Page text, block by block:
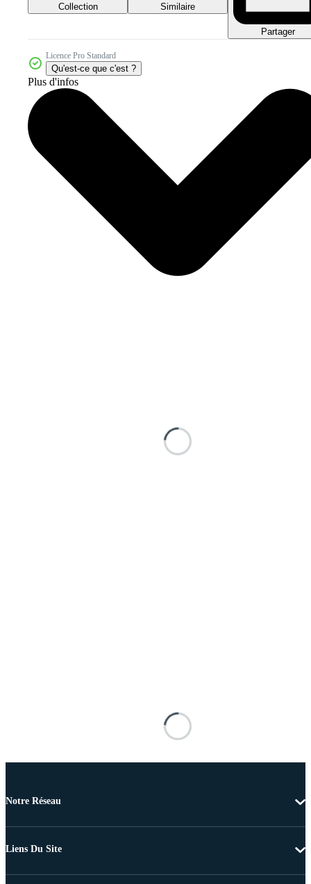
Collection Similaire
Partager
Licence Pro Standard
Qu'est-ce que c'est ?
Plus d'infos
Notre Réseau
Liens Du Site